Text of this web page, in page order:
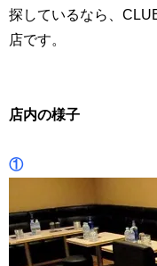
探しているなら、
店です。
店内の様子
①